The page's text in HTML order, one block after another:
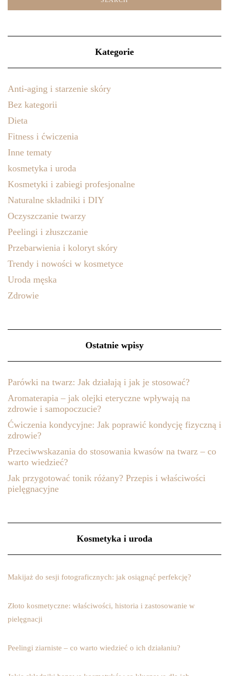
Kategorie
Anti-aging i starzenie skóry
Bez kategorii
Dieta
Fitness i ćwiczenia
Inne tematy
kosmetyka i uroda
Kosmetyki i zabiegi profesjonalne
Naturalne składniki i DIY
Oczyszczanie twarzy
Peelingi i złuszczanie
Przebarwienia i koloryt skóry
Trendy i nowości w kosmetyce
Uroda męska
Zdrowie
Ostatnie wpisy
Parówki na twarz: Jak działają i jak je stosować?
Aromaterapia – jak olejki eteryczne wpływają na
zdrowie i samopoczucie?
Ćwiczenia kondycyjne: Jak poprawić kondycję fizyczną i
zdrowie?
Przeciwwskazania do stosowania kwasów na twarz – co
warto wiedzieć?
Jak przygotować tonik różany? Przepis i właściwości
pielęgnacyjne
Kosmetyka i uroda
Makijaż do sesji fotograficznych: jak osiągnąć perfekcję?
Złoto kosmetyczne: właściwości, historia i zastosowanie w
pielęgnacji
Peelingi ziarniste – co warto wiedzieć o ich działaniu?